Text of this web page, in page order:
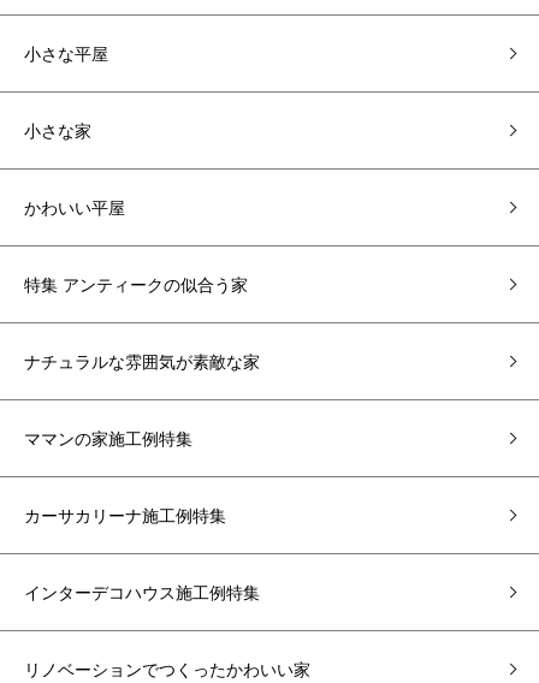
小さな平屋
小さな家
かわいい平屋
特集 アンティークの似合う家
ナチュラルな雰囲気が素敵な家
ママンの家施工例特集
カーサカリーナ施工例特集
インターデコハウス施工例特集
リノベーションでつくったかわいい家